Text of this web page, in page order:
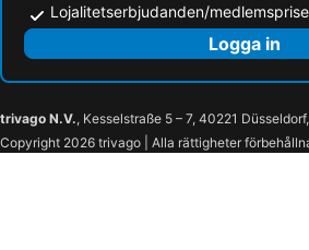
Lojalitetserbjudanden/
Logga in
trivago N.V., Kesselstraße 5 – 7, 40221
Copyright 2026 trivago | Alla rättigheter